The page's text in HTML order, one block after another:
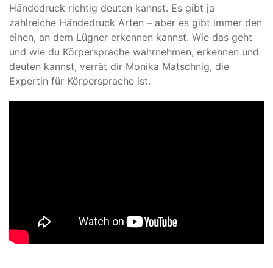
Händedruck richtig deuten kannst. Es gibt ja
zahlreiche Händedruck Arten – aber es gibt immer den
einen, an dem Lügner erkennen kannst. Wie das geht
und wie du Körpersprache wahrnehmen, erkennen und
deuten kannst, verrät dir Monika Matschnig, die
Expertin für Körpersprache ist.